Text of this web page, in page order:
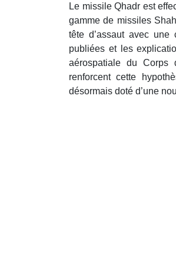
Le missile Qhadr est
gamme de missiles
tête d’assaut avec une
publiées et les
aérospatiale du Corps
renforcent cette
désormais doté d’une